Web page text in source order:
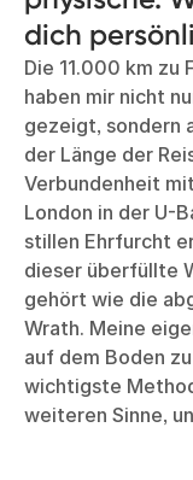
dich
Die 11.000 km zu
haben mir nicht
gezeigt, sondern
der Länge der
Verbundenheit
London in der U-
stillen Ehrfurcht
dieser überfüllte
gehört wie die
Wrath. Meine
auf dem Boden
wichtigste
weiteren Sinne,